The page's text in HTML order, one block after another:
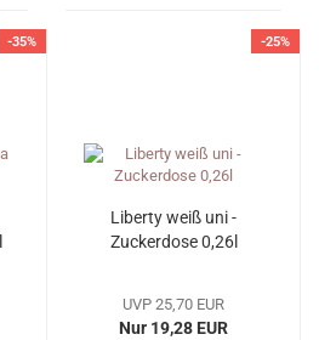
-35% -25%
Liberty weiß uni -
Zuckerdose 0,26l
UVP 25,70 EUR
Nur 19,28 EUR